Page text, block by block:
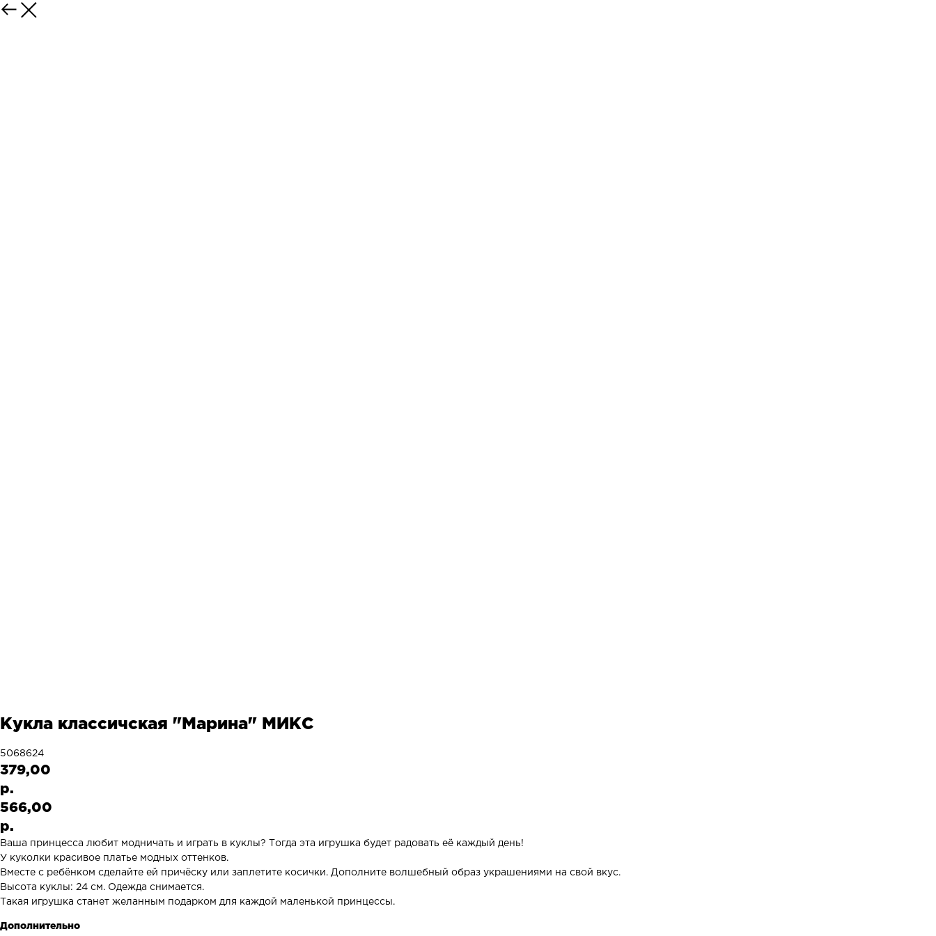
Кукла классичская "Марина" МИКС
5068624
379,00
р.
566,00
р.
Ваша принцесса любит модничать и играть в куклы? Тогда эта игрушка будет радовать её каждый день!
У куколки красивое платье модных оттенков.
Вместе с ребёнком сделайте ей причёску или заплетите косички. Дополните волшебный образ украшениями на свой вкус.
Высота куклы: 24 см. Одежда снимается.
Такая игрушка станет желанным подарком для каждой маленькой принцессы.
Дополнительно